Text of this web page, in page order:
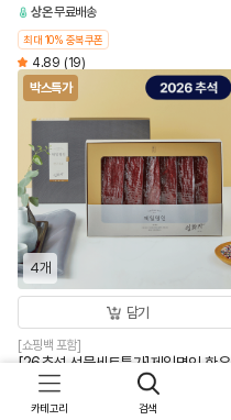
상온무료배송
최대 10% 중복쿠폰
4.89 (19)
박스특가
4개
담기
[쇼핑백 포함]
[26추석 선물세트특가]제일명인 한우
육포X4개
349,600
카테고리 검색